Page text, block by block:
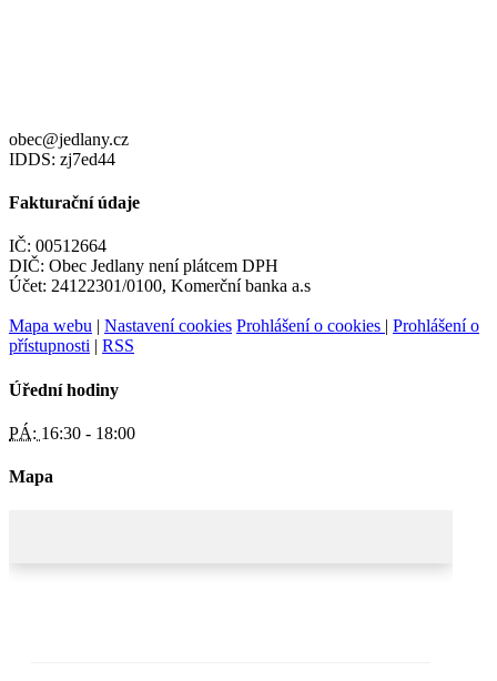
obec@jedlany.cz
IDDS: zj7ed44
Fakturační údaje
IČ: 00512664
DIČ: Obec Jedlany není plátcem DPH
Účet: 24122301/0100, Komerční banka a.s
Mapa webu | Nastavení cookies Prohlášení o cookies | Prohlášení o
přístupnosti | RSS
Úřední hodiny
PÁ: 16:30 - 18:00
Mapa